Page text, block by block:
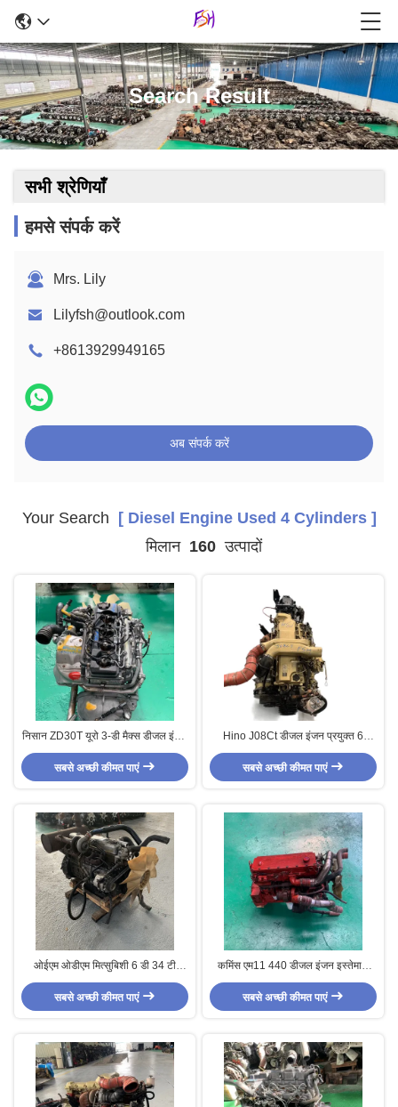
Search Result
सभी श्रेणियाँ
हमसे संपर्क करें
Mrs. Lily
Lilyfsh@outlook.com
+8613929949165
अब संपर्क करें
Your Search [ Diesel Engine Used 4 Cylinders ]
मिलान 160उत्पादों
निसान ZD30T यूरो 3-डी मैक्स डीजल इंजन
इस्तेमाल किया 4 सिलेंडर 188 हॉर्स पावर
सबसे अच्छी कीमत पाएं
Hino J08Ct डीजल इंजन प्रयुक्त 6
सिलेंडर ट्रक बस ऑटो पार्ट्स 150-500
हॉर्स पावर
सबसे अच्छी कीमत पाएं
ओईएम ओडीएम मित्सुबिशी 6 डी 34 टी
डीजल इंजन फ्यूसो ट्रक के लिए उपयोग
किया जाता है
सबसे अच्छी कीमत पाएं
कमिंस एम11 440 डीजल इंजन इस्तेमाल
किया टर्बोचार्ज किया नौसेना इंजन के लिए
सबसे अच्छी कीमत पाएं